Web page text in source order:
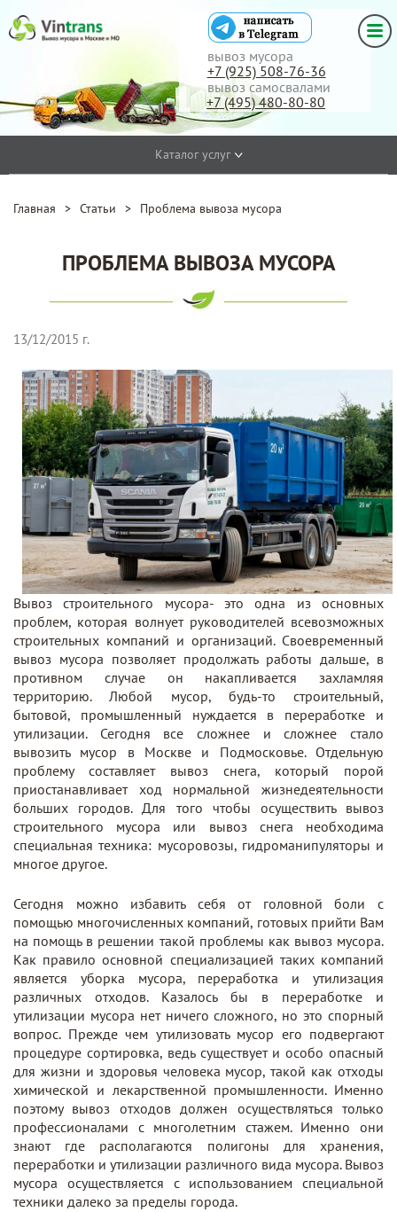
вывоз мусора
+7 (925) 508-76-36
вывоз самосвалами
+7 (495) 480-80-80
Каталог услуг
Главная > Статьи > Проблема вывоза мусора
ПРОБЛЕМА ВЫВОЗА МУСОРА
13/12/2015 г.
Вывоз строительного мусора- это одна из основных
проблем, которая волнует руководителей всевозможных
строительных компаний и организаций. Своевременный
вывоз мусора позволяет продолжать работы дальше, в
противном случае он накапливается захламляя
территорию. Любой мусор, будь-то строительный,
бытовой, промышленный нуждается в переработке и
утилизации. Сегодня все сложнее и сложнее стало
вывозить мусор в Москве и Подмосковье. Отдельную
проблему составляет вывоз снега, который порой
приостанавливает ход нормальной жизнедеятельности
больших городов. Для того чтобы осуществить вывоз
строительного мусора или вывоз снега необходима
специальная техника: мусоровозы, гидроманипуляторы и
многое другое.
Сегодня можно избавить себя от головной боли с
помощью многочисленных компаний, готовых прийти Вам
на помощь в решении такой проблемы как вывоз мусора.
Как правило основной специализацией таких компаний
является уборка мусора, переработка и утилизация
различных отходов. Казалось бы в переработке и
утилизации мусора нет ничего сложного, но это спорный
вопрос. Прежде чем утилизовать мусор его подвергают
процедуре сортировка, ведь существует и особо опасный
для жизни и здоровья человека мусор, такой как отходы
химической и лекарственной промышленности. Именно
поэтому вывоз отходов должен осуществляться только
профессионалами с многолетним стажем. Именно они
знают где располагаются полигоны для хранения,
переработки и утилизации различного вида мусора. Вывоз
мусора осуществляется с использованием специальной
техники далеко за пределы города.